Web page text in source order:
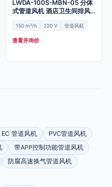
LWDA-100S-MBN-05 分体
式管道风机 酒店卫生间排风
扇 商用工业一拖二换气扇
150 m³/h 220 V 管道风机
查看并询价
EC 管道风机
PVC管道风机
带APP控制功能管道风机
防腐高速换气管道风机